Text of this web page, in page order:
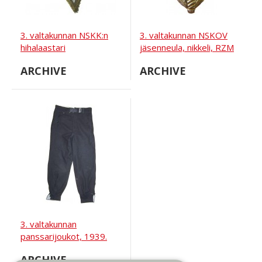
3. valtakunnan NSKK:n
hihalaastari
ARCHIVE
3. valtakunnan NSKOV
jäsenneula, nikkeli, RZM
ARCHIVE
3. valtakunnan
panssarijoukot, 1939.